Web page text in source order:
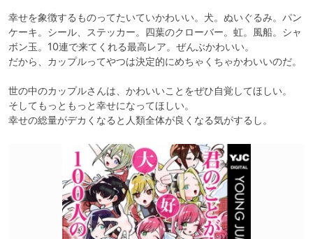
幸せを象徴するものってたいていかわいい。犬。ぬいぐるみ。パン
ケーキ。シール、ステッカー。四葉のクローバー。虹。風船。シャ
ボン玉。10連で来てくれる最高レア。ぜんぶかわいい。
だから、カップルってやつは決定的にめちゃくちゃかわいいのだ。
世の中のカップルさんは、かわいいことをぜひ自覚してほしい。
そしてもっともっと幸せになってほしい。
幸せの総量がデカくなると人類全体が良くなる気がするし。